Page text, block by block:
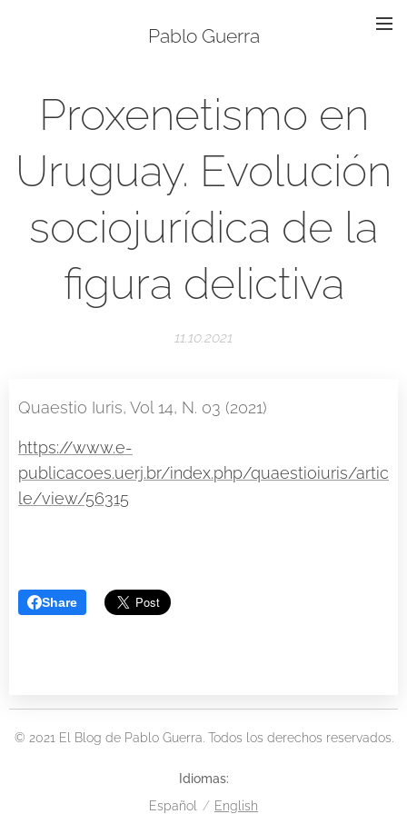
Pablo Guerra
Proxenetismo en
Uruguay. Evolución
sociojurídica de la
figura delictiva
11.10.2021
Quaestio Iuris, Vol 14, N. 03 (2021)
https://www.e-
publicacoes.uerj.br/index.php/quaestioiuris/artic
le/view/56315
Share
© 2021 El Blog de Pablo Guerra. Todos los derechos reservados.
Idiomas
Español
English